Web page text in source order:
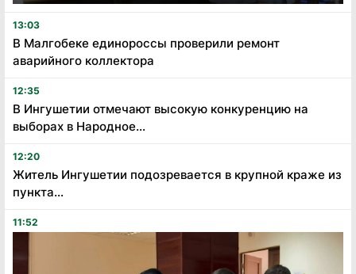
13:03
В Малгобеке единороссы проверили ремонт
аварийного коллектора
12:35
В Ингушетии отмечают высокую конкуренцию на
выборах в Народное...
12:20
Житель Ингушетии подозревается в крупной краже из
пункта...
11:52